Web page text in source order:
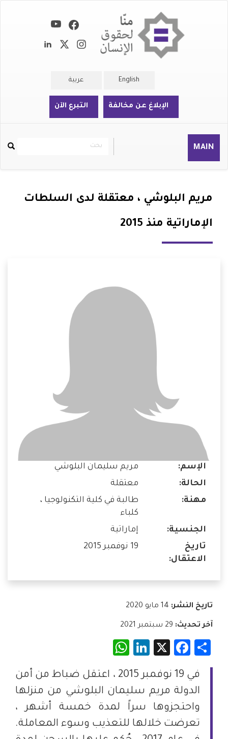
English عربية
الإبلاغ عن مخالفة التبرع الآن
MAIN
Rechercher
بحث
مريم البلوشي ، معتقلة لدى السلطات
الإماراتية منذ 2015
الإسم:
مريم سليمان البلوشي
الحالة:
معتقلة
مهنة:
طالبة في كلية التكنولوجيا ،
كلباء
الجنسية:
إماراتية
تاريخ
الاعتقال:
19 نوفمبر 2015
تاريخ النشر:
آخر تحديث:
Share
Facebook
LinkedIn
في 19 نوفمبر 2015 ، اعتقل ضباط من أمن
الدولة مريم سليمان البلوشي من منزلها
واحتجزوها سراً لمدة خمسة أشهر ،
تعرضت خلالها للتعذيب وسوء المعاملة.